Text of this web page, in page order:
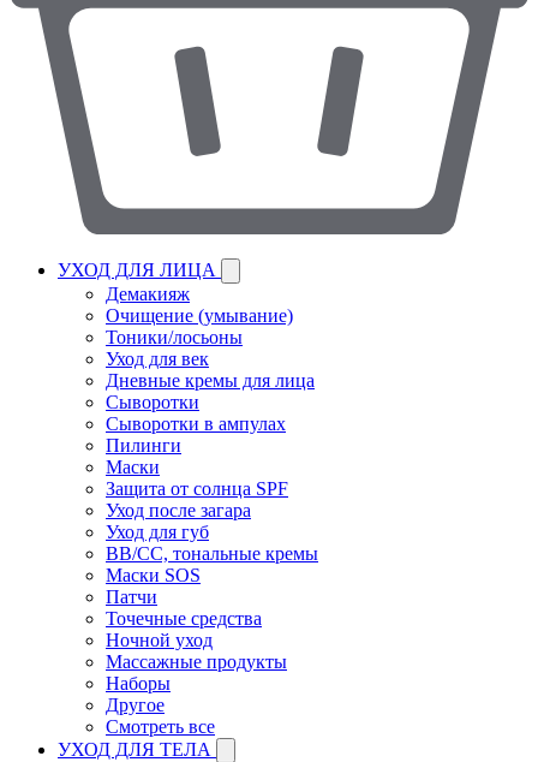
УХОД ДЛЯ ЛИЦА
Демакияж
Очищение (умывание)
Тоники/лосьоны
Уход для век
Дневные кремы для лица
Сыворотки
Сыворотки в ампулах
Пилинги
Маски
Защита от солнца SPF
Уход после загара
Уход для губ
BB/CC, тональные кремы
Маски SOS
Патчи
Точечные средства
Ночной уход
Массажные продукты
Наборы
Другое
Смотреть все
УХОД ДЛЯ ТЕЛА